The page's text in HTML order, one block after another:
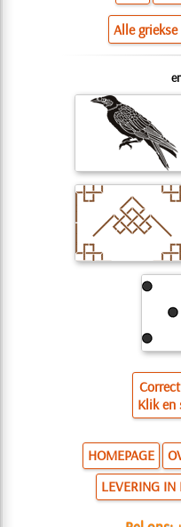
Alle
Klik en
HOMEPAGE
LEVERING IN